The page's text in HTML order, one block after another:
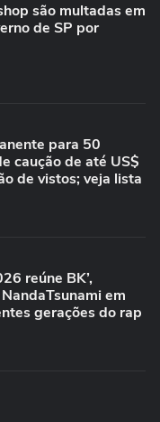
são multadas em
de SP por
para 50
caução de até US$
de vistos; veja lista
reúne BK’,
em
gerações do rap